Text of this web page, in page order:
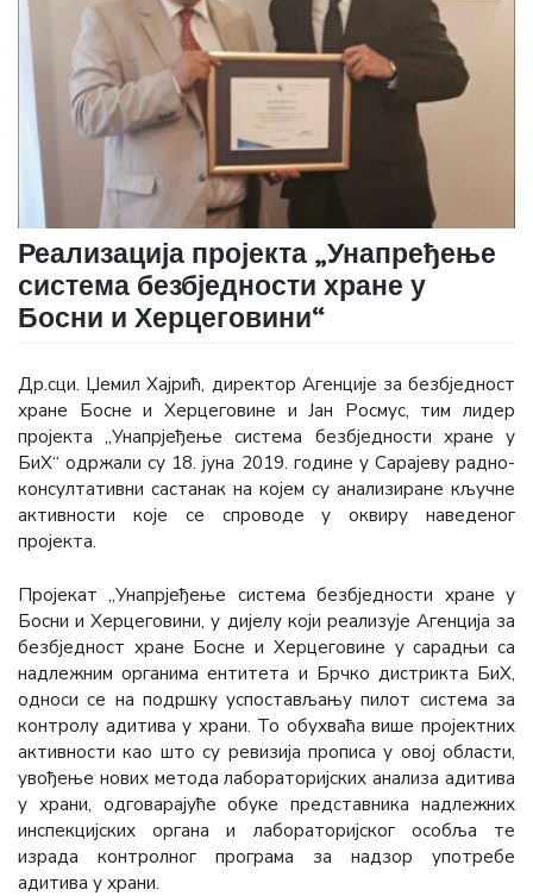
Реализација пројекта „Унапређење
система безбједности хране у
Босни и Херцеговини“
Др.сци. Џемил Хајрић, директор Агенције за безбједност
хране Босне и Херцеговине и Јан Росмус, тим лидер
пројекта „Унапрјеђење система безбједности хране у
БиХ“ одржали су 18. јуна 2019. године у Сарајеву радно-
консултативни састанак на којем су анализиране кључне
активности које се спроводе у оквиру наведеног
пројекта.
Пројекат „Унапрјеђење система безбједности хране у
Босни и Херцеговини, у дијелу који реализује Агенција за
безбједност хране Босне и Херцеговине у сарадњи са
надлежним органима ентитета и Брчко дистрикта БиХ,
односи се на подршку успостављању пилот система за
контролу адитива у храни. То обухваћа више пројектних
активности као што су ревизија прописа у овој области,
увођење нових метода лабораторијских анализа адитива
у храни, одговарајуће обуке представника надлежних
инспекцијских органа и лабораторијског особља те
израда контролног програма за надзор употребе
адитива у храни.